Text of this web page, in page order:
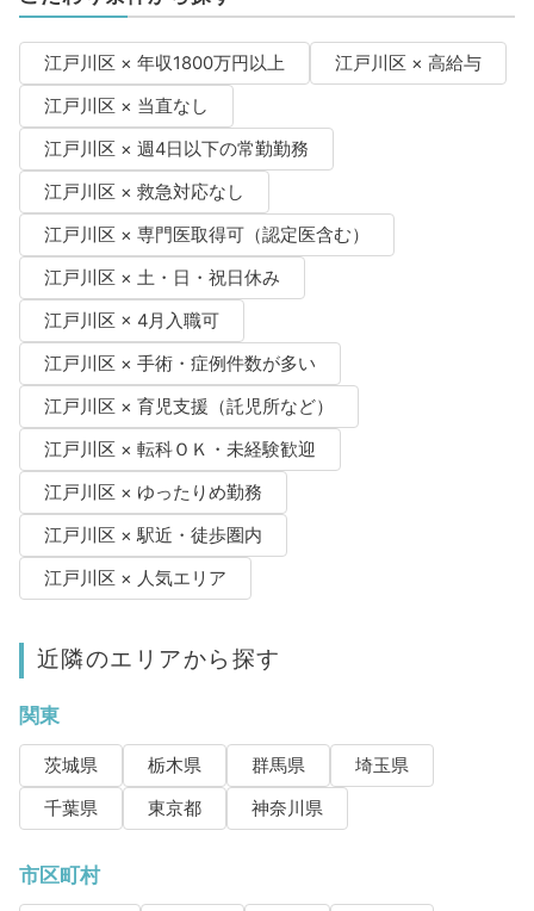
江戸川区 × 年収1800万円以上
江戸川区 × 高給与
江戸川区 × 当直なし
江戸川区 × 週4日以下の常勤勤務
江戸川区 × 救急対応なし
江戸川区 × 専門医取得可（認定医含む）
江戸川区 × 土・日・祝日休み
江戸川区 × 4月入職可
江戸川区 × 手術・症例件数が多い
江戸川区 × 育児支援（託児所など）
江戸川区 × 転科ＯＫ・未経験歓迎
江戸川区 × ゆったりめ勤務
江戸川区 × 駅近・徒歩圏内
江戸川区 × 人気エリア
近隣のエリアから探す
関東
茨城県 栃木県 群馬県
埼玉県
千葉県
東京都 神奈川県
市区町村